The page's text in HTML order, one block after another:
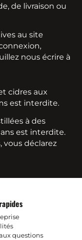
de livraison ou
au site
nous écrire à
cidres aux
est interdite.
à des
est interdite.
vous déclarez
questions